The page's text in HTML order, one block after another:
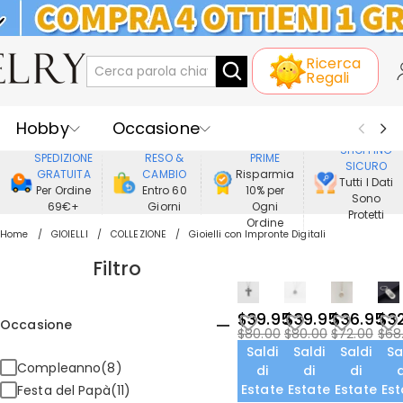
KLARNA: PAGAMENTO A RATE SENZA
INTERESSI
Ricerca
Regali
Hobby
Occasione
Ricevente
Best Seller
Nuovi
Gioielli
Casa&Vita
Abbigliamento
SPEDIZIONE
GRATUITA
Per Ordine
69€+
RESO &
CAMBIO
Entro 60
Giorni
PRIME
Risparmia
10% per
Ogni
Ordine
SHOPPING
SICURO
Tutti I Dati
Sono
Protetti
Home GIOIELLI COLLEZIONE Gioielli con Impronte Digitali
Filtro
Occasione
Compleanno(8)
Festa del Papà(11)
$39.95
$80.00
Saldi
di
Estate
$39.95
$80.00
Saldi
di
Estate
$36.95
$72.00
Saldi
di
Estate